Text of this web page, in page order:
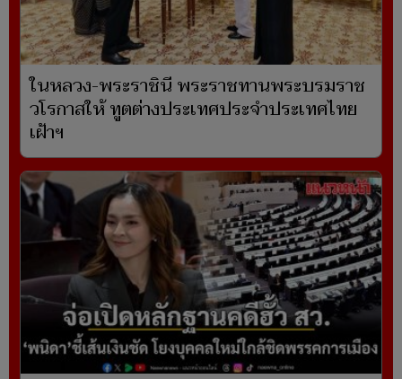
ในหลวง-พระราชินี พระราชทานพระบรมราช
วโรกาสให้ ทูตต่างประเทศประจำประเทศไทย
เฝ้าฯ